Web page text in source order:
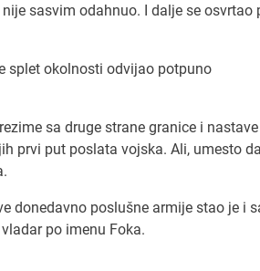
sasvim odahnuo. I dalje se osvrtao
splet okolnosti odvijao potpuno
sa druge strane granice i
prvi put poslata vojska. Ali, umesto
donedavno poslušne armije stao je i
po imenu Foka.